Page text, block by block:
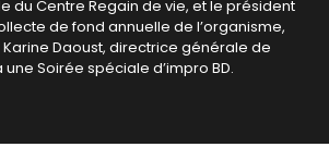
du Centre Regain de vie, et le président
de fond annuelle de l’organisme,
Karine Daoust, directrice générale de
une Soirée spéciale d’impro BD.